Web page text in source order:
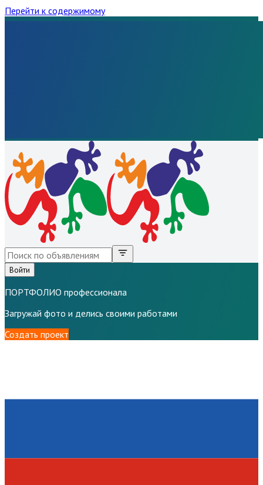
Перейти к содержимому
Войти
ПОРТФОЛИО профессионала
Загружай фото и делись своими работами
Создать проект